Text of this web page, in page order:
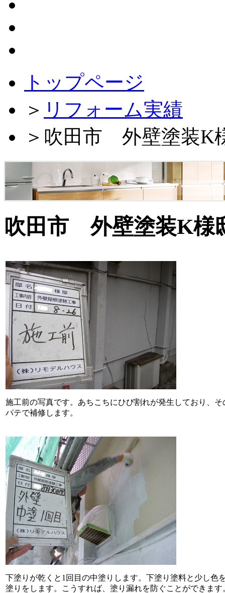
トップページ
＞ リフォーム実績
＞ 吹田市 外壁塗装K
吹田市 外壁塗装K様
施工前の写真です。あちこちにひび割れが発生しており、そ
パテで補修します。
下塗りが乾くと1回目の中塗りします。下塗り塗料と少し色
塗りをします。こうすれば、塗り漏れを防ぐことができます